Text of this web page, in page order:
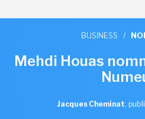
BUSINESS /
Mehdi Houas
Jacques Cheminat,